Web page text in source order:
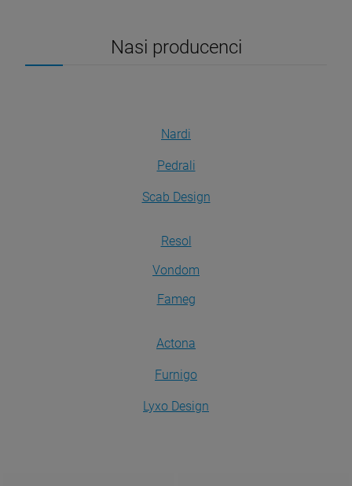
Nasi producenci
Nardi
Pedrali
Scab Design
Resol
Vondom
Fameg
Actona
Furnigo
Lyxo Design